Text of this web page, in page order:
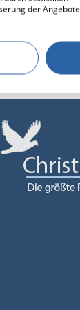
der Angebote